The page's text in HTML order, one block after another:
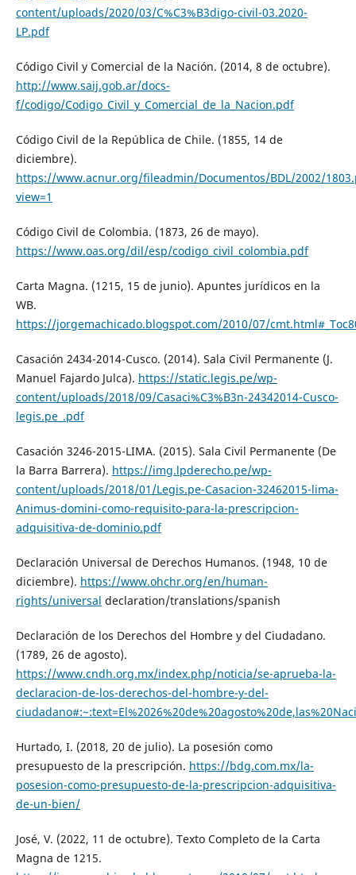
content/uploads/2020/03/C%C3%B3digo-civil-03.2020-
LP.pdf
Código Civil y Comercial de la Nación. (2014, 8 de octubre).
http://www.saij.gob.ar/docs-
f/codigo/Codigo_Civil_y_Comercial_de_la_Nacion.pdf
Código Civil de la República de Chile. (1855, 14 de
diciembre).
https://www.acnur.org/fileadmin/Documentos/BDL/2002/
view=1
Código Civil de Colombia. (1873, 26 de mayo).
https://www.oas.org/dil/esp/codigo_civil_colombia.pdf
Carta Magna. (1215, 15 de junio). Apuntes jurídicos en la
WB.
https://jorgemachicado.blogspot.com/2010/07/
Casación 2434-2014-Cusco. (2014). Sala Civil Permanente (J.
Manuel Fajardo Julca). https://static.legis.pe/wp-
content/uploads/2018/09/Casaci%C3%B3n-24342014-Cusco-
legis.pe_.pdf
Casación 3246-2015-LIMA. (2015). Sala Civil Permanente (De
la Barra Barrera). https://img.lpderecho.pe/wp-
content/uploads/2018/01/Legis.pe-Casacion-32462015-lima-
Animus-domini-como-requisito-para-la-prescripcion-
adquisitiva-de-dominio.pdf
Declaración Universal de Derechos Humanos. (1948, 10 de
diciembre). https://www.ohchr.org/en/human-
rights/universal declaration/translations/spanish
Declaración de los Derechos del Hombre y del Ciudadano.
(1789, 26 de agosto).
https://www.cndh.org.mx/index.php/noticia/se-aprueba-la-
declaracion-de-los-derechos-del-hombre-y-del-
Hurtado, I. (2018, 20 de julio). La posesión como
presupuesto de la prescripción. https://bdg.com.mx/la-
posesion-como-presupuesto-de-la-prescripcion-adquisitiva-
de-un-bien/
José, V. (2022, 11 de octubre). Texto Completo de la Carta
Magna de 1215.